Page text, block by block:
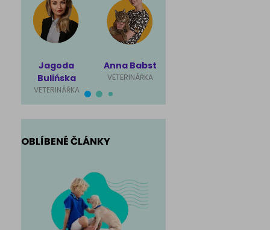
Jagoda
Bulińska
VETERINÁŘKA
Anna Babst
VETERINÁŘKA
OBLÍBENÉ ČLÁNKY